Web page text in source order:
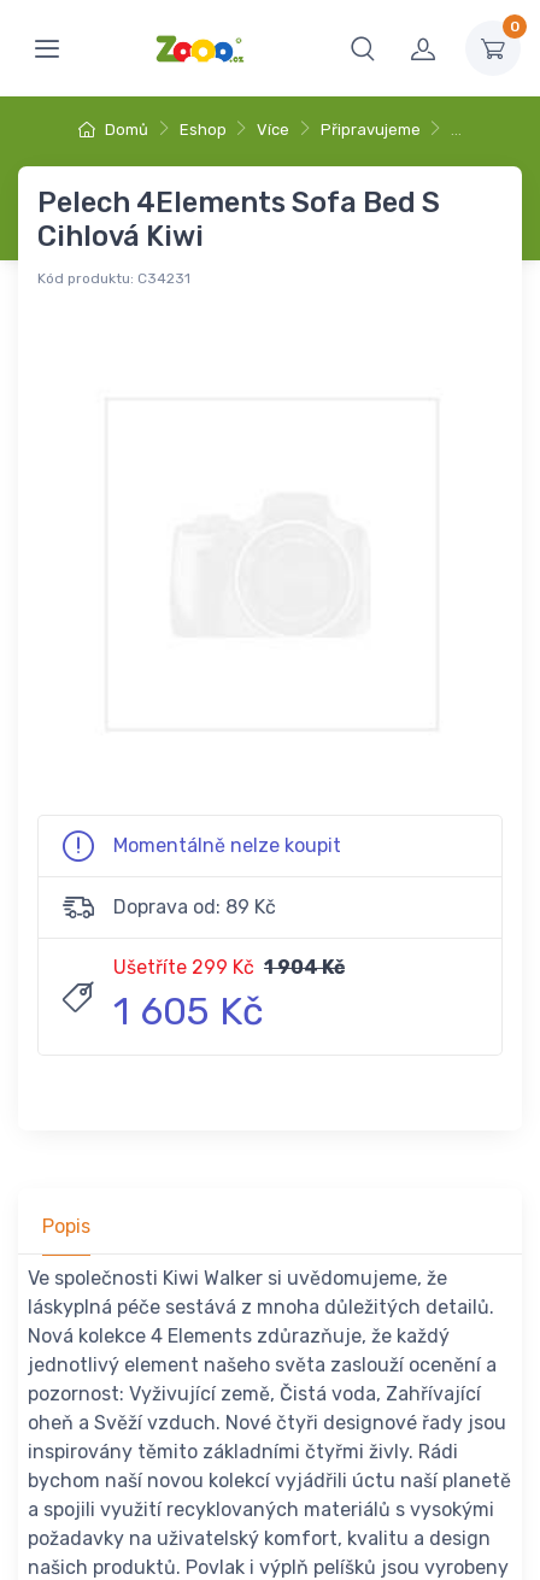
0
Domů Eshop Více Připravujeme …
Pelech 4Elements Sofa Bed S
Cihlová Kiwi
Kód produktu: C34231
Momentálně nelze koupit
Doprava od: 89 Kč
Ušetříte 299 Kč 1 904 Kč
1 605 Kč
Popis
Ve společnosti Kiwi Walker si uvědomujeme, že
láskyplná péče sestává z mnoha důležitých detailů.
Nová kolekce 4 Elements zdůrazňuje, že každý
jednotlivý element našeho světa zaslouží ocenění a
pozornost: Vyživující země, Čistá voda, Zahřívající
oheň a Svěží vzduch. Nové čtyři designové řady jsou
inspirovány těmito základními čtyřmi živly. Rádi
bychom naší novou kolekcí vyjádřili úctu naší planetě
a spojili využití recyklovaných materiálů s vysokými
požadavky na uživatelský komfort, kvalitu a design
našich produktů. Povlak i výplň pelíšků jsou vyrobeny